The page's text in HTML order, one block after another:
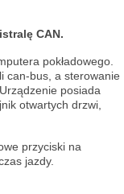
CAN.
pokładowego.
can-bus, a sterowanie
posiada
otwartych drzwi,
przyciski na
jazdy.